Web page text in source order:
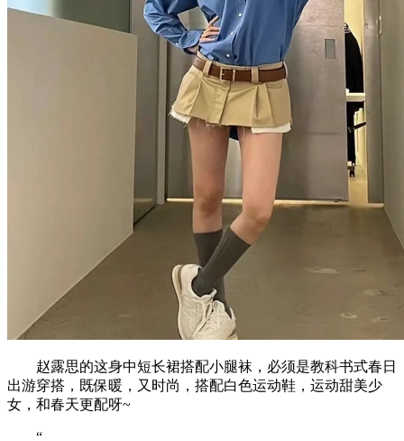
赵露思的这身中短长裙搭配小腿袜，必须是教科书式春日
出游穿搭，既保暖，又时尚，搭配白色运动鞋，运动甜美少
女，和春天更配呀~
“